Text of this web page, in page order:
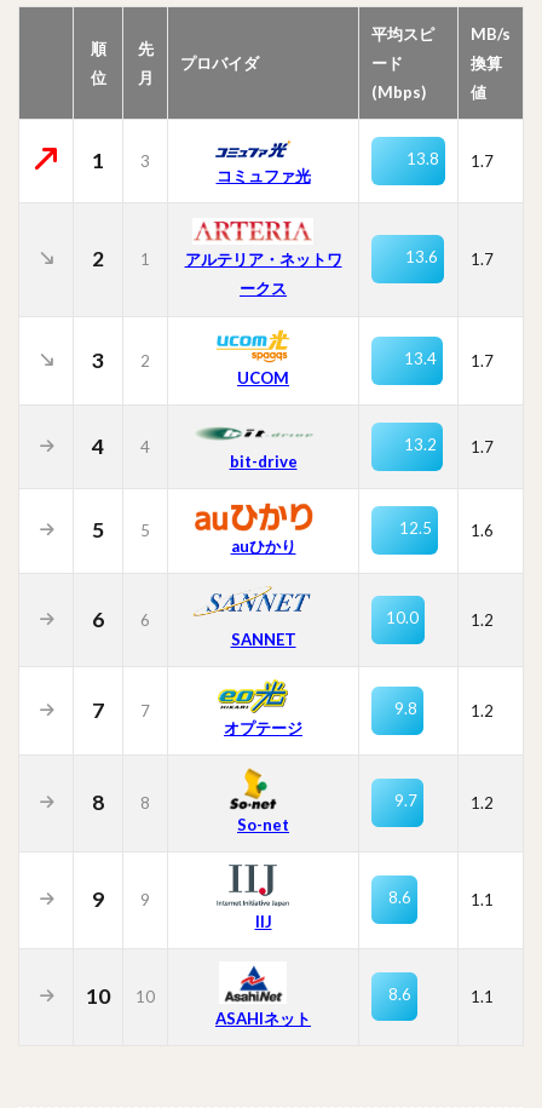
順
位
先
月
プロバイダ
平均スピ
ード
(Mbps)
MB/s
換算
値
1 3
コミュファ光
13.8 1.7
2 1
アルテリア・ネットワ
ークス
13.6 1.7
3
2
UCOM
13.4 1.7
4 4
bit-drive
13.2 1.7
5
5
auひかり
12.5 1.6
6
6
SANNET
10.0 1.2
7
7
オプテージ
9.8 1.2
8
8
So-net
9.7 1.2
9
9
IIJ
8.6 1.1
10
10
ASAHIネット
8.6 1.1